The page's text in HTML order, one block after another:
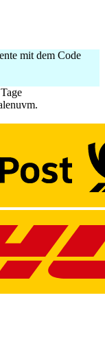
mit dem Code
uvm.